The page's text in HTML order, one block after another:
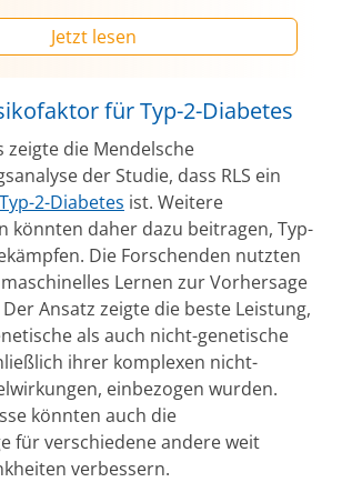
Jetzt lesen
für Typ-2-Diabetes
zeigte die Mendelsche
der Studie, dass RLS ein
Typ-2-Diabetes ist. Weitere
könnten daher dazu beitragen, Typ-
Die Forschenden nutzten
Lernen zur Vorhersage
Der Ansatz zeigte die beste Leistung,
als auch nicht-genetische
ihrer komplexen nicht-
einbezogen wurden.
könnten auch die
für verschiedene andere weit
verbessern.